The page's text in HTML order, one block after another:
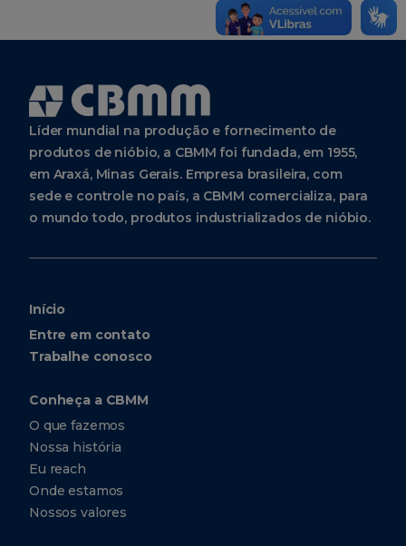
Líder mundial na produção e fornecimento de
produtos de nióbio, a CBMM foi fundada, em 1955,
em Araxá, Minas Gerais. Empresa brasileira, com
sede e controle no país, a CBMM comercializa, para
o mundo todo, produtos industrializados de nióbio.
Início
Entre em contato
Trabalhe conosco
Conheça a CBMM
O que fazemos
Nossa história
Eu reach
Onde estamos
Nossos valores